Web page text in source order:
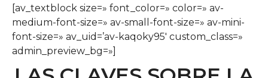
[av_textblock size=» font_color=» color=» av-
medium-font-size=» av-small-font-size=» av-mini-
font-size=» av_uid=’av-kaqoky95′ custom_class=»
admin_preview_bg=»]